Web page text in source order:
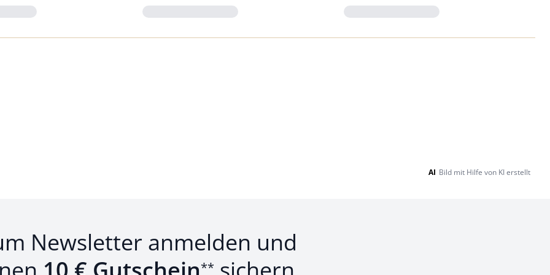
AI Bild mit Hilfe von KI erstellt
Newsletter anmelden und
**